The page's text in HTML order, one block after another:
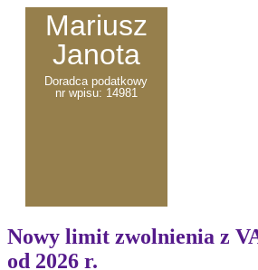
Mariusz
Janota
Doradca podatkowy
nr wpisu: 14981
Nowy limit zwolnienia z
od 2026 r.